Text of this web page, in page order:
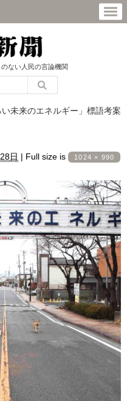
ない人民の言論機関
未来のエネルギー」標語考案
日 | Full size is 1024 × 990